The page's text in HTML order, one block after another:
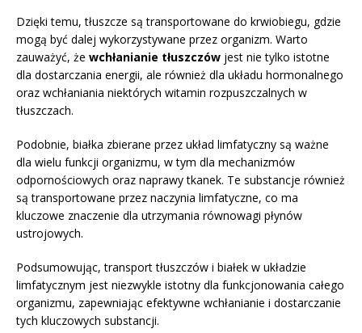
Dzięki temu, tłuszcze są transportowane do krwiobiegu, gdzie
mogą być dalej wykorzystywane przez organizm. Warto
zauważyć, że wchłanianie tłuszczów jest nie tylko istotne
dla dostarczania energii, ale również dla układu hormonalnego
oraz wchłaniania niektórych witamin rozpuszczalnych w
tłuszczach.
Podobnie, białka zbierane przez układ limfatyczny są ważne
dla wielu funkcji organizmu, w tym dla mechanizmów
odpornościowych oraz naprawy tkanek. Te substancje również
są transportowane przez naczynia limfatyczne, co ma
kluczowe znaczenie dla utrzymania równowagi płynów
ustrojowych.
Podsumowując, transport tłuszczów i białek w układzie
limfatycznym jest niezwykle istotny dla funkcjonowania całego
organizmu, zapewniając efektywne wchłanianie i dostarczanie
tych kluczowych substancji.